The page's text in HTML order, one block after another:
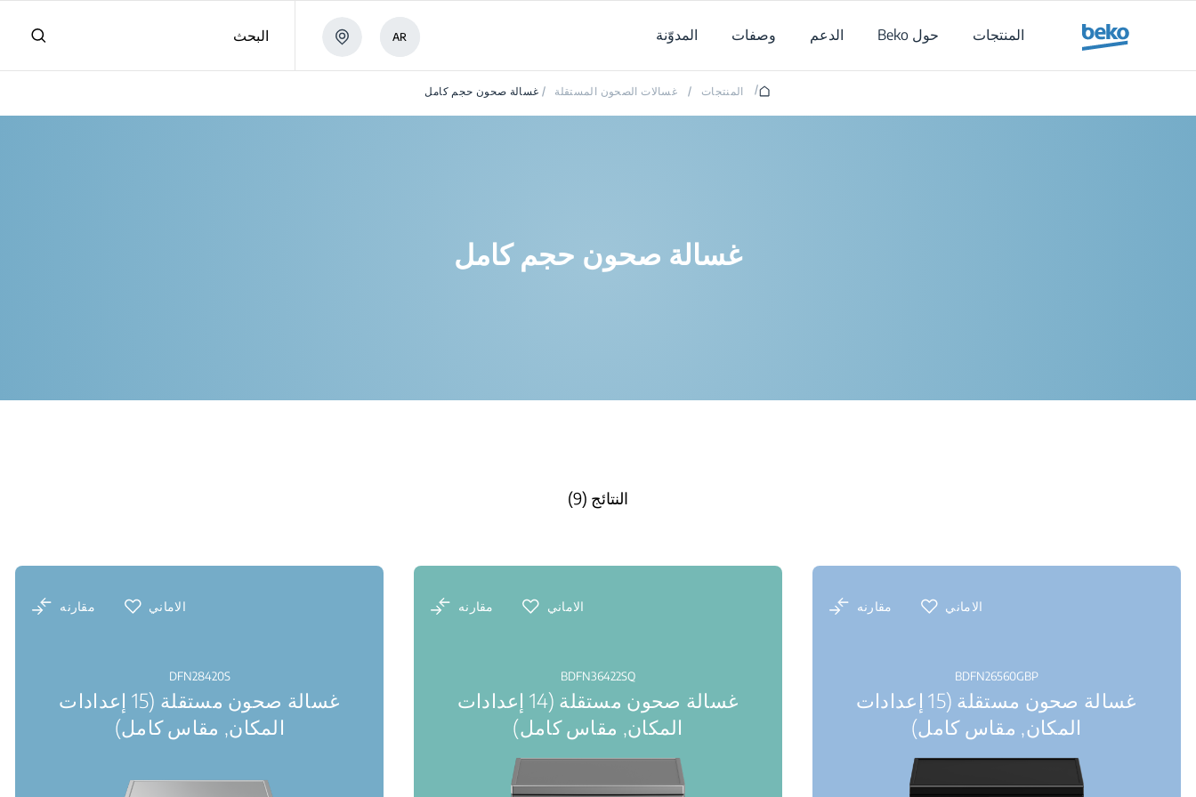
المنتجات
حول Beko الدعم وصفات المدوّنة AR البحث
/ المنتجات / غسالات الصحون المستقلة / غسالة صحون حجم كامل
غسالة صحون حجم كامل
النتائج (9)
الاماني مقارنه
BDFN26560GBP
غسالة صحون مستقلة (15 إعدادات
المكان, مقاس كامل)
الاماني مقارنه
BDFN36422SQ
غسالة صحون مستقلة (14 إعدادات
المكان, مقاس كامل)
الاماني مقارنه
DFN28420S
غسالة صحون مستقلة (15 إعدادات
المكان, مقاس كامل)